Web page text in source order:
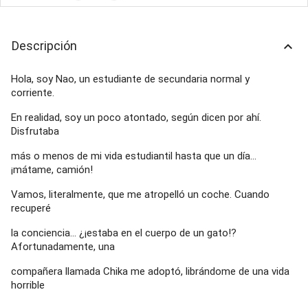
Descripción keyboard_arrow_up
Hola, soy Nao, un estudiante de secundaria normal y
corriente.
En realidad, soy un poco atontado, según dicen por ahí.
Disfrutaba
más o menos de mi vida estudiantil hasta que un día…
¡mátame, camión!
Vamos, literalmente, que me atropelló un coche. Cuando
recuperé
la conciencia… ¿¡estaba en el cuerpo de un gato!?
Afortunadamente, una
compañera llamada Chika me adoptó, librándome de una vida
horrible